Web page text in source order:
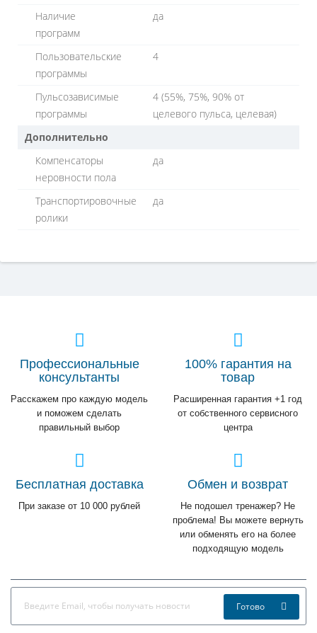
Наличие
программ
да
Пользовательские
программы
4
Пульсозависимые
программы
4 (55%, 75%, 90% от
целевого пульса, целевая)
Дополнительно
Компенсаторы
неровности пола
да
Транспортировочные
ролики
да
Профессиональные
консультанты
Расскажем про каждую модель
и поможем сделать
правильный выбор
100% гарантия на
товар
Расширенная гарантия +1 год
от собственного сервисного
центра
Бесплатная доставка
При заказе от 10 000 рублей
Обмен и возврат
Не подошел тренажер? Не
проблема! Вы можете вернуть
или обменять его на более
подходящую модель
Готово